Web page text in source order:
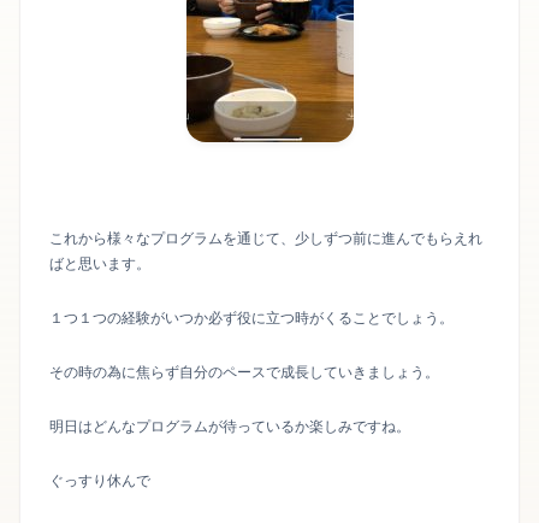
これから様々なプログラムを通じて、少しずつ前に進んでもらえれ
ばと思います。
１つ１つの経験がいつか必ず役に立つ時がくることでしょう。
その時の為に焦らず自分のペースで成長していきましょう。
明日はどんなプログラムが待っているか楽しみですね。
ぐっすり休んで